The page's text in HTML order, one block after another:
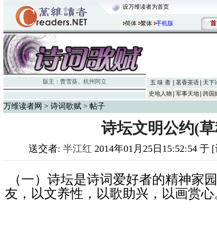
设万维读者为首页
简体 繁体 手机版 首
版主： 曹雪葵、 杭州阿立 五 味 斋 茗香茶语
天下
史地人物
军事天地 跨国
万维读者网 > 诗词歌赋 > 帖子
诗坛文明公约(
送交者: 半江红 2014年01月25日15:52:54 于
（一）诗坛是诗词爱好者的精神家
友，以文养性，以歌助兴，以画赏心